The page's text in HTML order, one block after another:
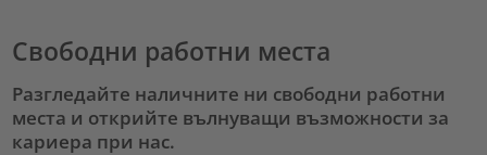
Свободни работни места
Разгледайте наличните ни свободни работни
места и открийте вълнуващи възможности за
кариера при нас.